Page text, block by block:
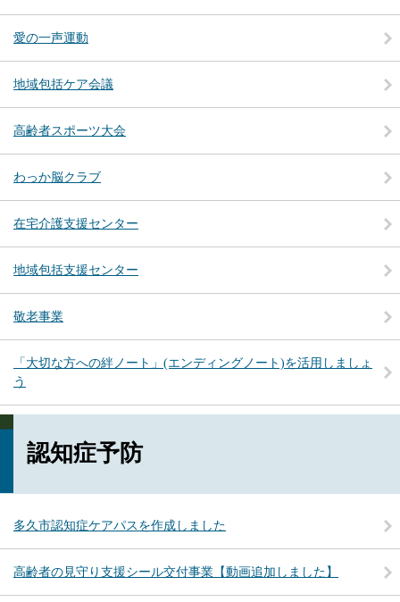
愛の一声運動
地域包括ケア会議
高齢者スポーツ大会
わっか脳クラブ
在宅介護支援センター
地域包括支援センター
敬老事業
「大切な方への絆ノート」​(エンディングノート)を活用しましょ
う
認知症予防
多久市認知症ケアパスを作成しました
高齢者の見守り支援シール交付事業【動画追加しました】